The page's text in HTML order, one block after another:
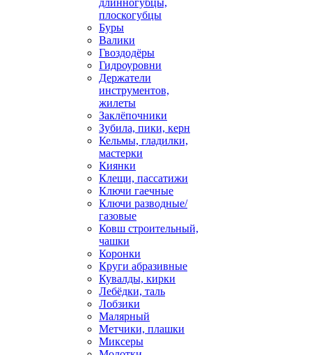
длинногубцы,
плоскогубцы
Буры
Валики
Гвоздодёры
Гидроуровни
Держатели
инструментов,
жилеты
Заклёпочники
Зубила, пики, керн
Кельмы, гладилки,
мастерки
Киянки
Клещи, пассатижи
Ключи гаечные
Ключи разводные/
газовые
Ковш строительный,
чашки
Коронки
Круги абразивные
Кувалды, кирки
Лебёдки, таль
Лобзики
Малярный
Метчики, плашки
Миксеры